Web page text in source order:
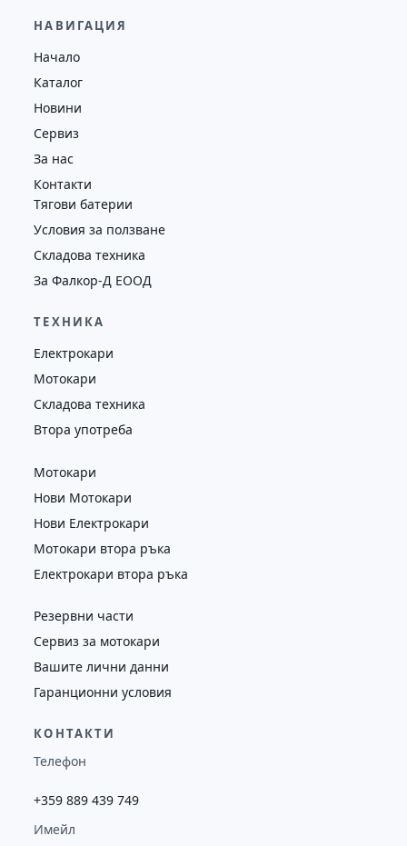
7476
НАВИГАЦИЯ
Начало
Каталог
Новини
Сервиз
За нас
Контакти
Тягови батерии
Условия за ползване
Складова техника
За Фалкор-Д ЕООД
ТЕХНИКА
Електрокари
Мотокари
Складова техника
Втора употреба
Мотокари
Нови Мотокари
Нови Електрокари
Мотокари втора ръка
Електрокари втора ръка
Резервни части
Сервиз за мотокари
Вашите лични данни
Гаранционни условия
КОНТАКТИ
Телефон
+359 889 439 749
Имейл